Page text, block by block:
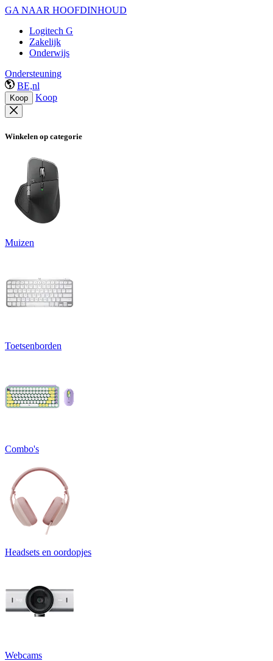
GA NAAR HOOFDINHOUD
Logitech G
Zakelijk
Onderwijs
Ondersteuning
BE,nl
Koop Koop
Winkelen op categorie
Muizen
Toetsenborden
Combo's
Headsets en oordopjes
Webcams